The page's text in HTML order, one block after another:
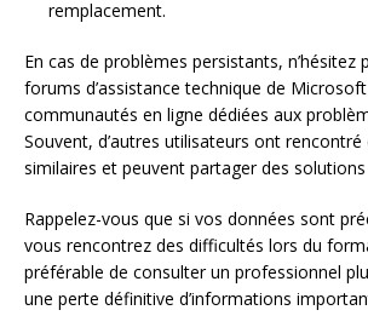
remplacement.
En cas de problèmes persistants, n’hésitez
forums d’assistance technique de
communautés en ligne dédiées aux
Souvent, d’autres utilisateurs ont
similaires et peuvent partager des
Rappelez-vous que si vos données sont
vous rencontrez des difficultés lors du
préférable de consulter un professionnel
une perte définitive d’informations